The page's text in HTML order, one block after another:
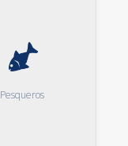
Pesqueros